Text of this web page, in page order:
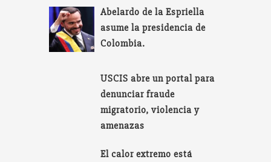
Abelardo de la Espriella
asume la presidencia de
Colombia.
USCIS abre un portal para
denunciar fraude
migratorio, violencia y
amenazas
El calor extremo está